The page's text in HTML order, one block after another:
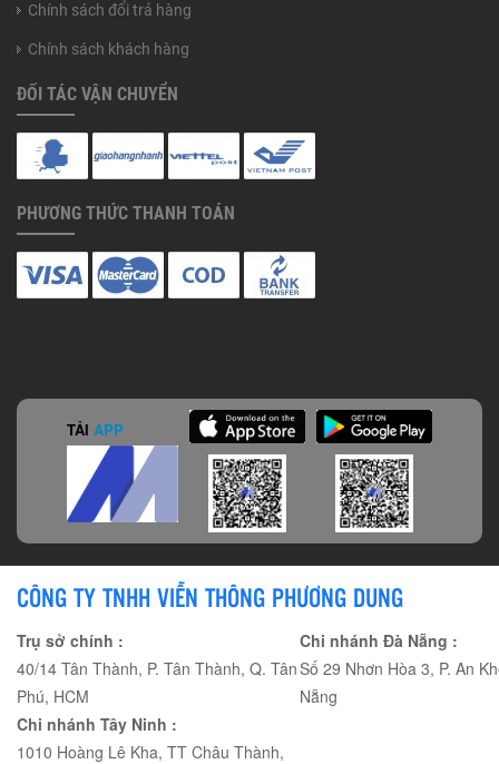
Chính sách đổi trả hàng
Chính sách khách hàng
ĐỐI TÁC VẬN CHUYỂN
PHƯƠNG THỨC THANH TOÁN
TẢI APP
CÔNG TY TNHH VIỄN THÔNG PHƯƠNG DUNG
Trụ sở chính :
40/14 Tân Thành, P. Tân Thành, Q. Tân
Phú, HCM
Chi nhánh Đà Nẵng :
Số 29 Nhơn Hòa 3, P. An
Nẵng
Chi nhánh Tây Ninh :
1010 Hoàng Lê Kha, TT Châu Thành,